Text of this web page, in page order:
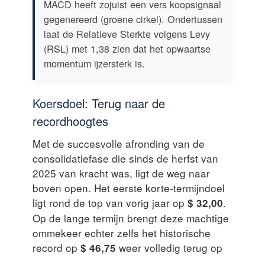
MACD heeft zojuist een vers koopsignaal
gegenereerd (groene cirkel). Ondertussen
laat de Relatieve Sterkte volgens Levy
(RSL) met 1,38 zien dat het opwaartse
momentum ijzersterk is.
Koersdoel: Terug naar de
recordhoogtes
Met de succesvolle afronding van de
consolidatiefase die sinds de herfst van
2025 van kracht was, ligt de weg naar
boven open. Het eerste korte-termijndoel
ligt rond de top van vorig jaar op $ 32,00.
Op de lange termijn brengt deze machtige
ommekeer echter zelfs het historische
record op $ 46,75 weer volledig terug op